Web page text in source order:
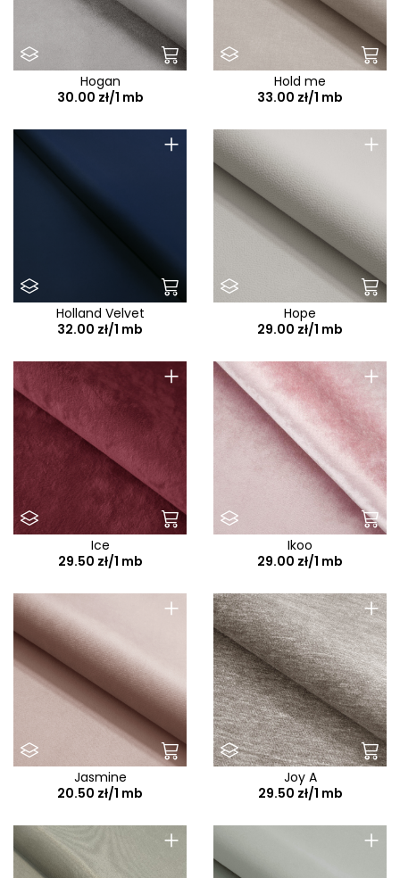
Hogan
30.00 zł/1 mb
Hold me
33.00 zł/1 mb
+
Holland Velvet
32.00 zł/1 mb
+
Hope
29.00 zł/1 mb
+
Ice
29.50 zł/1 mb
+
Ikoo
29.00 zł/1 mb
+
Jasmine
20.50 zł/1 mb
+
Joy A
29.50 zł/1 mb
+ +